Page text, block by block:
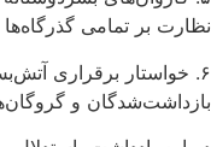
نظارت بر تمامی
۶. خواستار برقراری
بازداشت‌شدگان و